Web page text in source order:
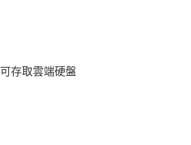
可存取雲端硬盤